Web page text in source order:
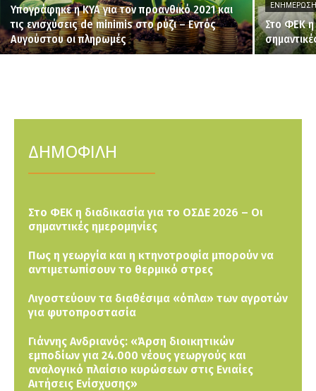
Υπογράφηκε η ΚΥΑ για τον προανθικό 2021 και
τις ενισχύσεις de minimis στο ρύζι – Εντός
Αυγούστου οι πληρωμές
Στο ΦΕΚ η
ΔΗΜΟΦΙΛΗ
Στο ΦΕΚ η διαδικασία για το ΟΣΔΕ 2026 – Οι
σημαντικές ημερομηνίες
Πως η γεωργία και η κτηνοτροφία μπορούν να
αντιμετωπίσουν το θερμικό στρες
Λιγοστεύουν τα διαθέσιμα «όπλα» των αγροτών
για φυτοπροστασία
Γιάννης Ανδριανός: «Άρση διοικητικών
εμποδίων για 24.000 νέους γεωργούς και
αναλογικό πλαίσιο κυρώσεων στις Ενιαίες
Αιτήσεις Ενίσχυσης»